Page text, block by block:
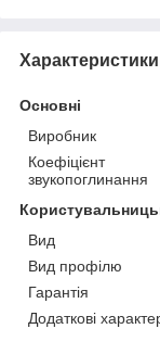
Характеристики
Основні
Виробник
Коефіцієнт
звукопоглинання
Вид
Вид профілю
Гарантія
Додаткові